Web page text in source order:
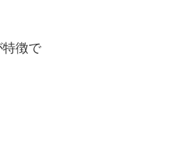
徴で